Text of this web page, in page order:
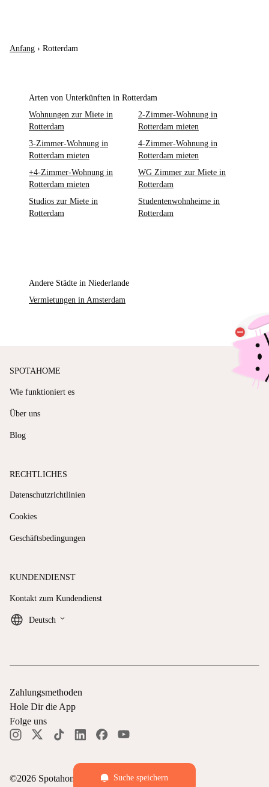
Anfang › Rotterdam
Arten von Unterkünften in Rotterdam
Wohnungen zur Miete in
Rotterdam
2-Zimmer-Wohnung in
Rotterdam mieten
3-Zimmer-Wohnung in
Rotterdam mieten
4-Zimmer-Wohnung in
Rotterdam mieten
+4-Zimmer-Wohnung in
Rotterdam mieten
WG Zimmer zur Miete in
Rotterdam
Studios zur Miete in
Rotterdam
Studentenwohnheime in
Rotterdam
Andere Städte in Niederlande
Vermietungen in Amsterdam
Suche speichern
SPOTAHOME
Wie funktioniert es
Über uns
Blog
RECHTLICHES
Datenschutzrichtlinien
Cookies
Geschäftsbedingungen
KUNDENDIENST
Kontakt zum Kundendienst
Deutsch keyboard_arrow_down
©2026 Spotahome — Alle Rechte vorbehalten
Zahlungsmethoden
Hole Dir die App
Folge uns